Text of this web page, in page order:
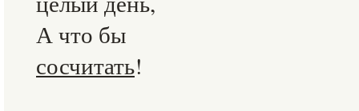
А что бы
сосчитать!